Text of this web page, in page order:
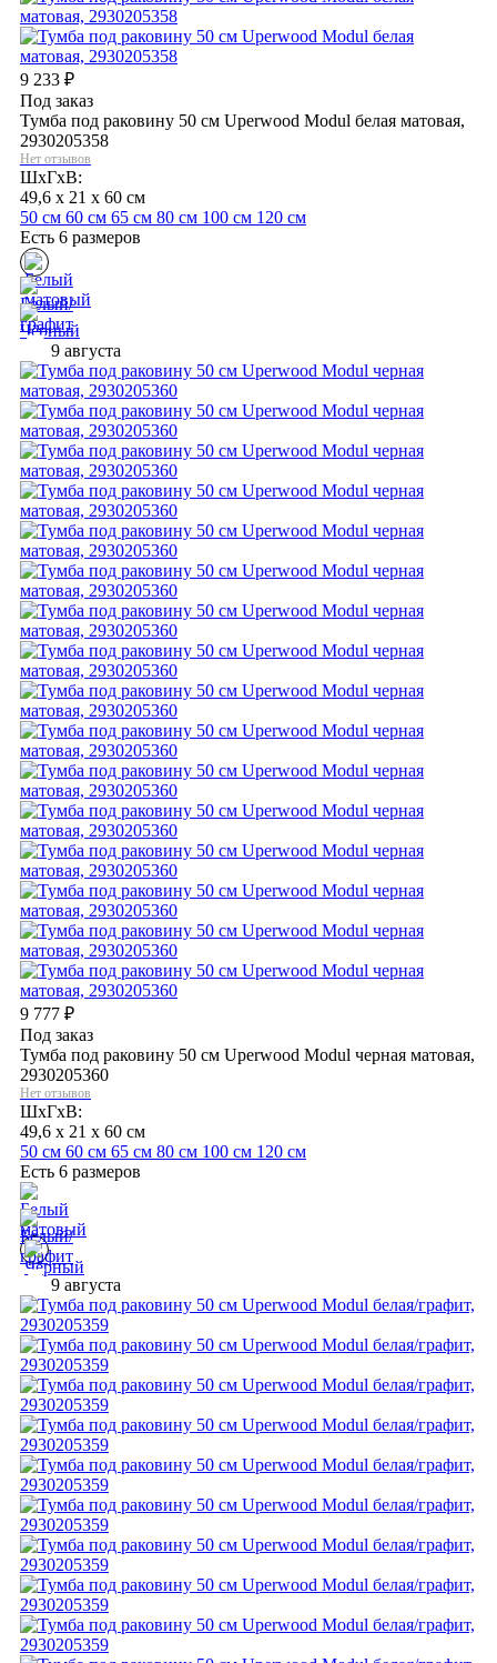
9 233 ₽
Под заказ
Тумба под раковину 50 см Uperwood Modul белая матовая,
2930205358
Нет отзывов
ШхГхВ:
49,6 x 21 x 60 см
50 см 60 см 65 см 80 см 100 см 120 см
Есть 6 размеров
9 августа
9 777 ₽
Под заказ
Тумба под раковину 50 см Uperwood Modul черная матовая,
2930205360
Нет отзывов
ШхГхВ:
49,6 x 21 x 60 см
50 см 60 см 65 см 80 см 100 см 120 см
Есть 6 размеров
9 августа